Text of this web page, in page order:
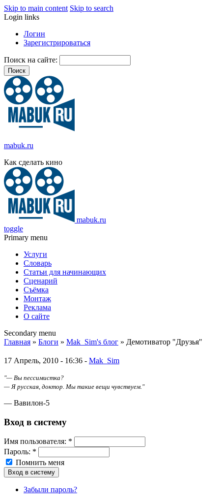
Skip to main content Skip to search
Login links
Логин
Зарегистрироваться
Поиск на сайте:
mabuk.ru
Как сделать кино
mabuk.ru
toggle
Primary menu
Услуги
Словарь
Статьи для начинающих
Сценарий
Съёмка
Монтаж
Реклама
О сайте
Secondary menu
Главная » Блоги » Mak_Sim's блог » Демотиватор "Друзья"
17 Апрель, 2010 - 16:36 - Mak_Sim
"— Вы пессимистка?
— Я русская, доктор. Мы такие вещи чувствуем."
— Вавилон-5
Вход в систему
Имя пoльзовaтeля: *
Пароль: *
Помнить меня
Забыли пароль?